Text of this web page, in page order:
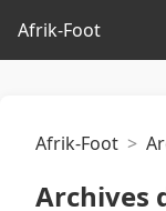
Afrik-Foot
Afrik-Foot
Archives